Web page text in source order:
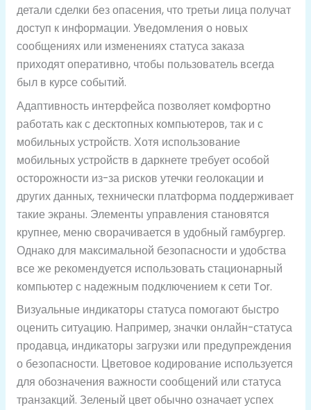
детали сделки без опасения, что третьи лица получат
доступ к информации. Уведомления о новых
сообщениях или изменениях статуса заказа
приходят оперативно, чтобы пользователь всегда
был в курсе событий.
Адаптивность интерфейса позволяет комфортно
работать как с десктопных компьютеров, так и с
мобильных устройств. Хотя использование
мобильных устройств в даркнете требует особой
осторожности из-за рисков утечки геолокации и
других данных, технически платформа поддерживает
такие экраны. Элементы управления становятся
крупнее, меню сворачивается в удобный гамбургер.
Однако для максимальной безопасности и удобства
все же рекомендуется использовать стационарный
компьютер с надежным подключением к сети Tor.
Визуальные индикаторы статуса помогают быстро
оценить ситуацию. Например, значки онлайн-статуса
продавца, индикаторы загрузки или предупреждения
о безопасности. Цветовое кодирование используется
для обозначения важности сообщений или статуса
транзакций. Зеленый цвет обычно означает успех